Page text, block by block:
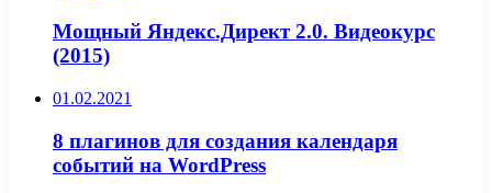
Мощный Яндекс.Директ 2.0. Видеокурс
(2015)
01.02.2021
8 плагинов для создания календаря
событий на WordPress